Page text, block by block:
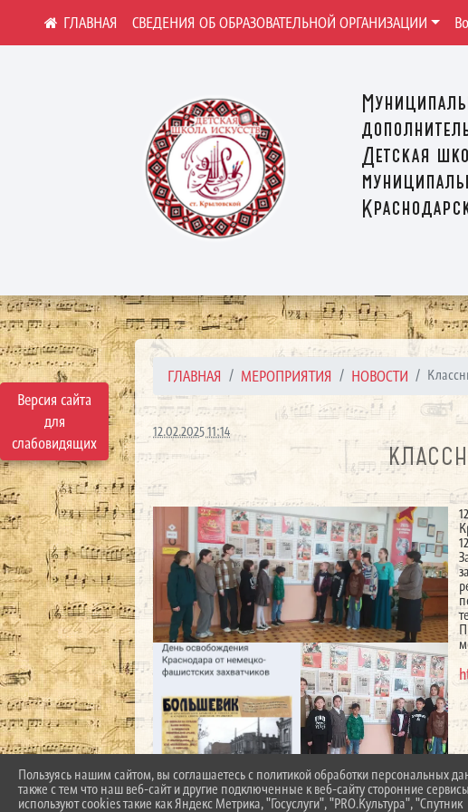
Версия сайта
для
слабовидящих
Детская
СВЕДЕНИЯ ОБ ОБРАЗОВАТЕЛЬНОЙ ОРГАНИЗАЦИИ
ГЛАВНАЯ МЕРОПРИЯТИЯ НОВОСТИ
12.02.2025 11:14
Пользуясь нашим сайтом, вы соглашаетесь с политикой обработки персональных
также с тем что наш веб-сайт и другие подключенные к веб-сайту сторонние сервисы
используют cookies такие как Яндекс Метрика, "Госуслуги", "PRO.Культура", "Спутник